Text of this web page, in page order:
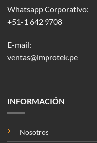
Whatsapp Corporativo:
+51-1 642 9708
E-mail:
ventas@improtek.pe
INFORMACIÓN
Nosotros